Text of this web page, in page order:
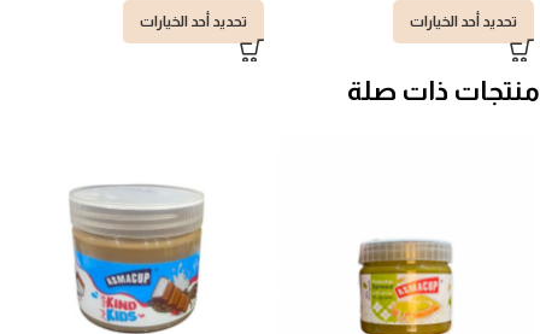
تحديد أحد الخيارات تحديد أحد الخيارات
منتجات ذات صلة